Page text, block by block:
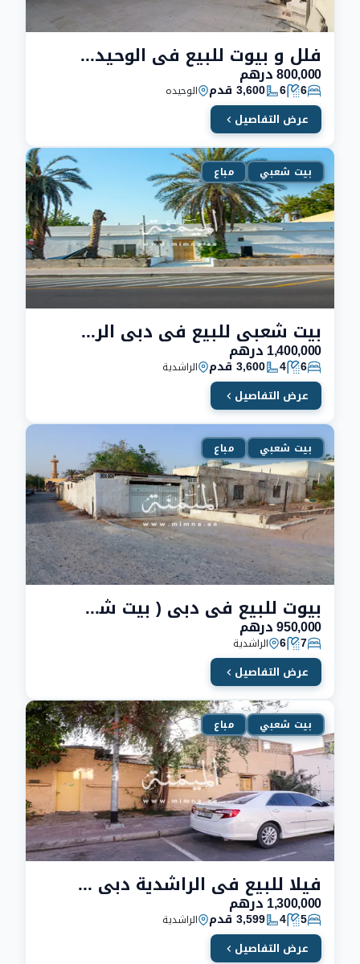
فلل و بيوت للبيع في الوحيدة دبي بمليون درهم
800,000 درهم
6
6 3,600 قدم الوحيده
عرض التفاصيل
بيت شعبي مباع
بيت شعبي للبيع في دبي الراشدية
1,400,000 درهم
6
4 3,600 قدم الراشدية
عرض التفاصيل
بيت شعبي مباع
بيوت للبيع في دبي ( بيت شعبي للبيع في دبي الراشديه بسعر لقطة لا يفوت
950,000 درهم
7
6 الراشدية
عرض التفاصيل
بيت شعبي مباع
فيلا للبيع في الراشدية دبي تتكون من 5 غرف
1,300,000 درهم
5
4 3,599 قدم الراشدية
عرض التفاصيل